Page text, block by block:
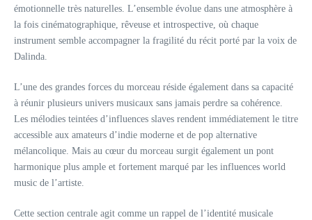
émotionnelle très naturelles. L’ensemble évolue dans une atmosphère à
la fois cinématographique, rêveuse et introspective, où chaque
instrument semble accompagner la fragilité du récit porté par la voix de
Dalinda.
L’une des grandes forces du morceau réside également dans sa capacité
à réunir plusieurs univers musicaux sans jamais perdre sa cohérence.
Les mélodies teintées d’influences slaves rendent immédiatement le titre
accessible aux amateurs d’indie moderne et de pop alternative
mélancolique. Mais au cœur du morceau surgit également un pont
harmonique plus ample et fortement marqué par les influences world
music de l’artiste.
Cette section centrale agit comme un rappel de l’identité musicale